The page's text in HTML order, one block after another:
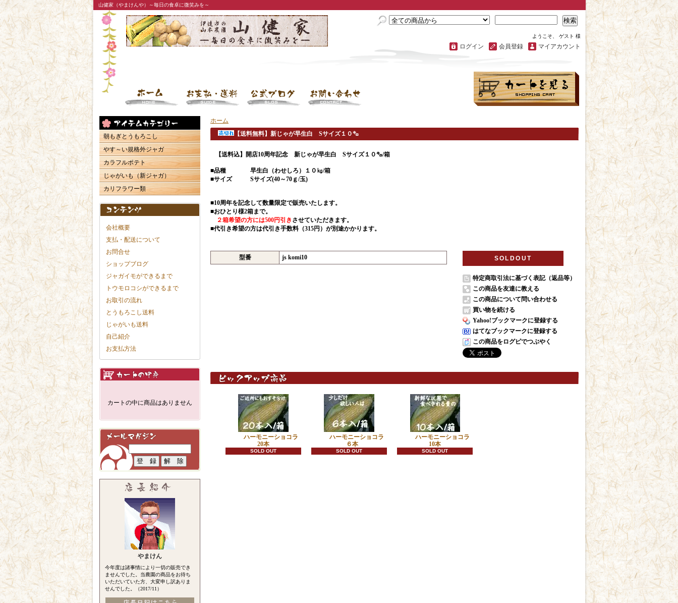
山健家（やまけんや）～毎日の食卓に微笑みを～
検索
ようこそ、 ゲスト 様
マイアカウント
会員登録
ログイン
朝もぎとうもろこし
やす～い規格外ジャガ
カラフルポテト
じゃがいも（新ジャガ）
カリフラワー類
会社概要
支払・配送について
お問合せ
ショップブログ
ジャガイモができるまで
トウモロコシができるまで
お取引の流れ
とうもろこし送料
じゃがいも送料
自己紹介
お支払方法
カートの中に商品はありません
やまけん
今年度は諸事情により一切の販売でき
ませんでした。当農園の商品をお待ち
いただいていた方、大変申し訳ありま
せんでした。（2017/11）
ホーム
【送料無料】新じゃが早生白 Sサイズ１０㌔
【送料込】開店10周年記念 新じゃが早生白 Sサイズ１０㌔/箱
■品種 早生白（わせしろ）１０㎏/箱
■サイズ Sサイズ(40～70ｇ/玉)
■10周年を記念して数量限定で販売いたします。
■おひとり様2箱まで。
２箱希望の方には500円引き させていただきます。
■代引き希望の方は代引き手数料（315円）が別途かかります。
型番 js komi10 SOLDOUT
特定商取引法に基づく表記（返品等）
この商品を友達に教える
この商品について問い合わせる
買い物を続ける
Yahoo!ブックマークに登録する
はてなブックマークに登録する
この商品をログピでつぶやく
ハーモニーショコラ
20本
SOLD OUT
ハーモニーショコラ
６本
SOLD OUT
ハーモニーショコラ
10本
SOLD OUT